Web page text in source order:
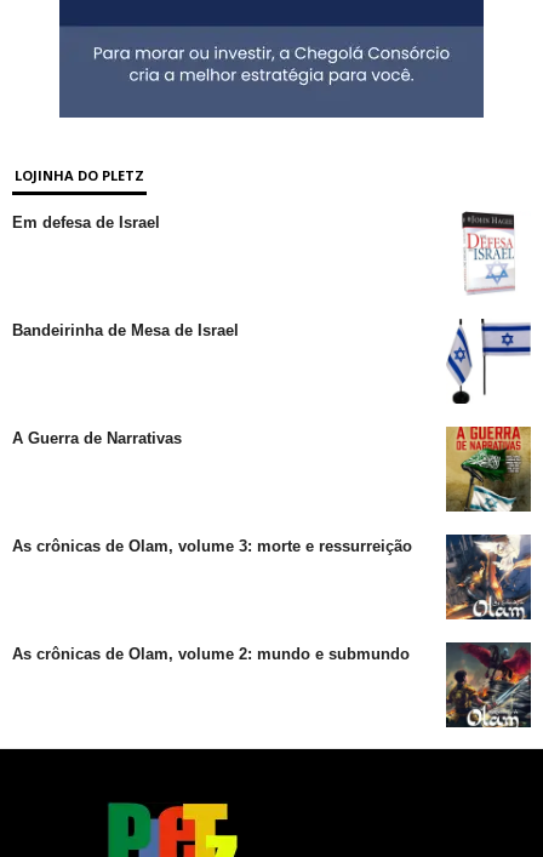
LOJINHA DO PLETZ
Em defesa de Israel
Bandeirinha de Mesa de Israel
A Guerra de Narrativas
As crônicas de Olam, volume 3: morte e ressurreição
As crônicas de Olam, volume 2: mundo e submundo